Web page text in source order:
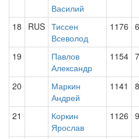
Василий
18 RUS Тиссен
Всеволод
1176
19
Павлов
Александр
1154
20
Маркин
Андрей
1141
21
Коркин
Ярослав
1126